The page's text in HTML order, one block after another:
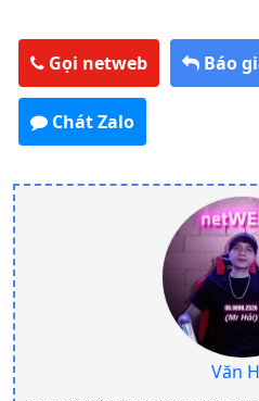
Gọi netweb Báo
Chát Zalo
Văn